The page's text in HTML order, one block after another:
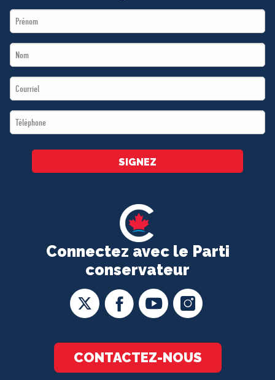
Connectez avec le Parti
conservateur
CONTACTEZ-NOUS
First
Name
Last
Name
Email
*
Téléphone
*
SIGNEZ